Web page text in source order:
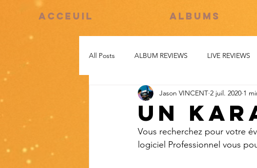
ACCEUIL ALBUMS
All Posts ALBUM REVIEWS LIVE REVIEWS
Un
Jason VINCENT 2 juil. 2020 1
Vous recherchez pour votre
logiciel Professionnel vous